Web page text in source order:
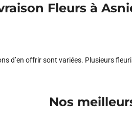
Fleurs à
d’en offrir sont variées. Plusieurs
Nos